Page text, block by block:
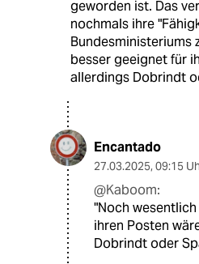
geworden ist. Das
nochmals ihre
Bundesministeriums
besser geeignet für
allerdings Dobrindt
Encantado
27.03.2025, 09:15
@Kaboom:
"Noch
ihren Posten
Dobrindt oder